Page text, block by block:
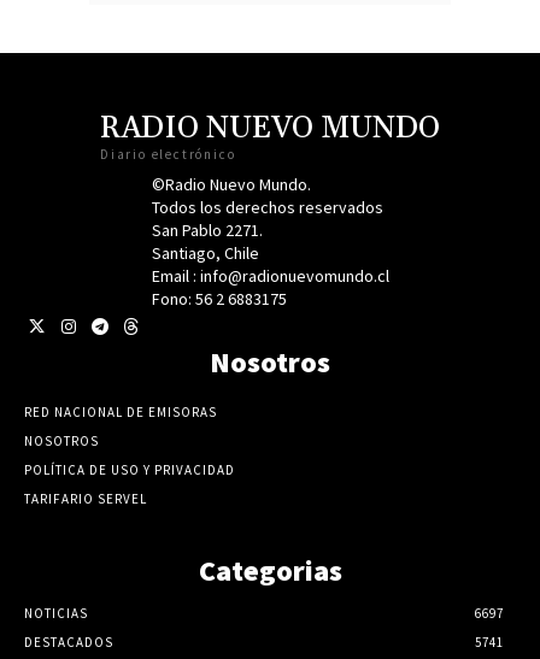
RADIO NUEVO MUNDO
Diario electrónico
©Radio Nuevo Mundo.
Todos los derechos reservados
San Pablo 2271.
Santiago, Chile
Email : info@radionuevomundo.cl
Fono: 56 2 6883175
Nosotros
RED NACIONAL DE EMISORAS
NOSOTROS
POLÍTICA DE USO Y PRIVACIDAD
TARIFARIO SERVEL
Categorias
NOTICIAS
6697
DESTACADOS
5741